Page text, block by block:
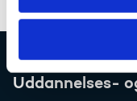
Uddannelses-